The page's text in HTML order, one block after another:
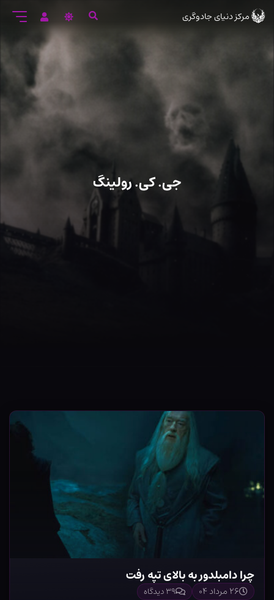
ورود
اصلی
مرکز دنیای جادوگری
جی. کی. رولینگ
چرا دامبلدور به بالای تپه رفت
۲۶ مرداد ۰۴ ۳۹ دیدگاه